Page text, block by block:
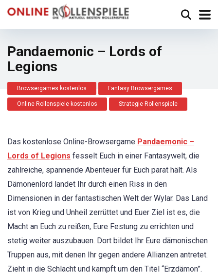
Pandaemonic – Lords of
Legions
Browsergames kostenlos Fantasy Browsergames
Online Rollenspiele kostenlos Strategie Rollenspiele
Das kostenlose Online-Browsergame Pandaemonic –
Lords of Legions fesselt Euch in einer Fantasywelt, die
zahlreiche, spannende Abenteuer für Euch parat hält. Als
Dämonenlord landet Ihr durch einen Riss in den
Dimensionen in der fantastischen Welt der Wylar. Das Land
ist von Krieg und Unheil zerrüttet und Euer Ziel ist es, die
Macht an Euch zu reißen, Eure Festung zu errichten und
stetig weiter auszubauen. Dort bildet Ihr Eure dämonischen
Truppen aus, mit denen Ihr gegen andere Allianzen antretet.
Zieht in die Schlacht und kämpft um den Titel “Erzdämon”.